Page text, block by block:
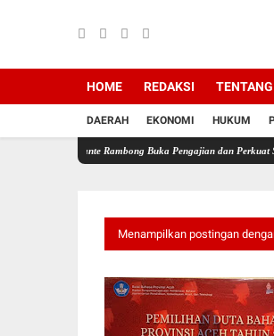
HOME REDAKSI
DAERAH EKONOMI HUKUM
Rambong Buka Pengajian dan Perkuat Syariat Islam
Menampilkan postingan